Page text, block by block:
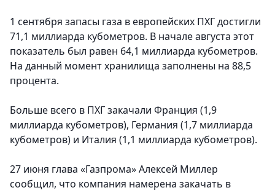
1 сентября запасы газа в европейских ПХГ достигли
71,1 миллиарда кубометров. В начале августа этот
показатель был равен 64,1 миллиарда кубометров.
На данный момент хранилища заполнены на 88,5
процента.
Больше всего в ПХГ закачали Франция (1,9
миллиарда кубометров), Германия (1,7 миллиарда
кубометров) и Италия (1,1 миллиарда кубометров).
27 июня глава «Газпрома» Алексей Миллер
сообщил, что компания намерена закачать в